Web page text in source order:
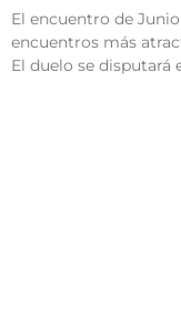
El encuentro de
encuentros más
El duelo se disputará